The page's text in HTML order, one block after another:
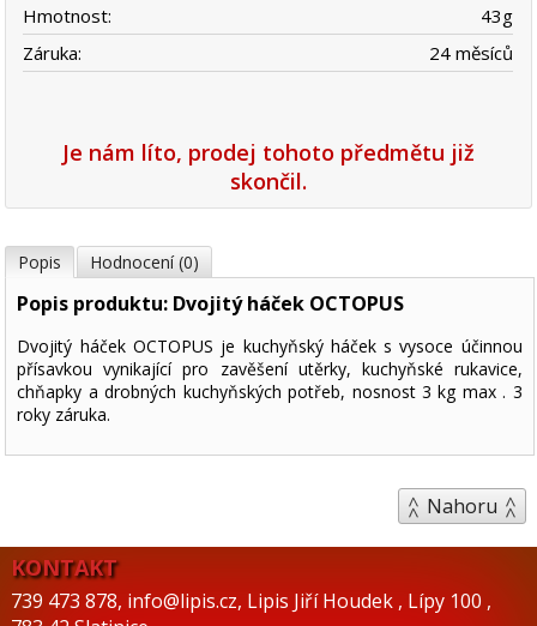
Hmotnost:
43g
Záruka:
24 měsíců
Je nám líto, prodej tohoto předmětu již
skončil.
Popis Hodnocení (0)
Popis produktu: Dvojitý háček OCTOPUS
Dvojitý háček OCTOPUS je kuchyňský háček s vysoce účinnou
přísavkou vynikající pro zavěšení utěrky, kuchyňské rukavice,
chňapky a drobných kuchyňských potřeb, nosnost 3 kg max . 3
roky záruka.
Nahoru
KONTAKT
739 473 878, info@lipis.cz, Lipis Jiří Houdek , Lípy 100 ,